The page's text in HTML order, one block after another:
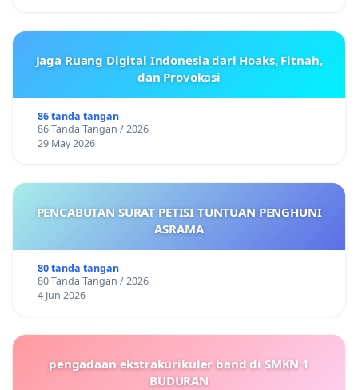
Jaga Ruang Digital Indonesia dari Hoaks, Fitnah,
dan Provokasi
86 tanda tangan
86 Tanda Tangan / 2026
29 May 2026
PENCABUTAN SURAT PETISI TUNTUAN PENGHUNI
ASRAMA
80 tanda tangan
80 Tanda Tangan / 2026
4 Jun 2026
pengadaan ekstrakurikuler band di SMKN 1
BUDURAN